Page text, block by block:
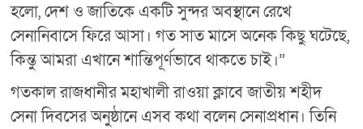
হলো, দেশ ও জাতিকে একটি সুন্দর অবস্থানে রেখে
সেনানিবাসে ফিরে আসা। গত সাত মাসে অনেক কিছু ঘটেছে,
কিন্তু আমরা এখানে শান্তিপূর্ণভাবে থাকতে চাই।”
গতকাল রাজধানীর মহাখালী রাওয়া ক্লাবে জাতীয় শহীদ
সেনা দিবসের অনুষ্ঠানে এসব কথা বলেন সেনাপ্রধান। তিনি